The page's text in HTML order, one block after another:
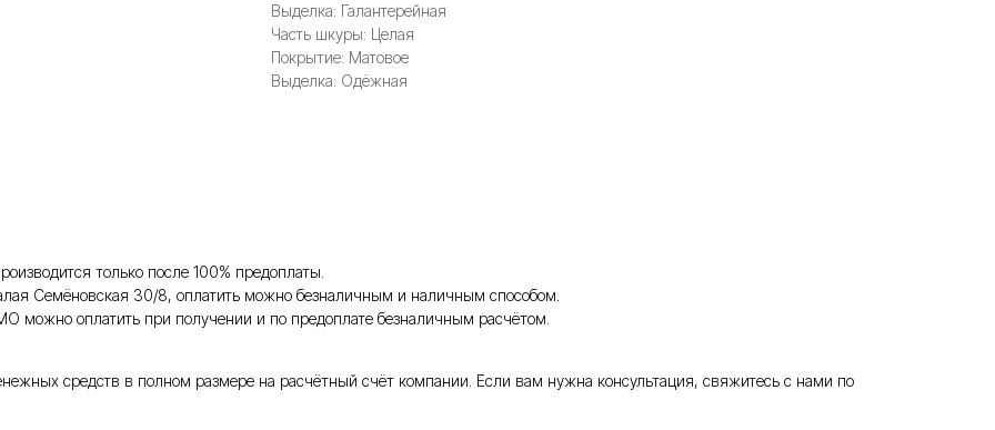
Выделка: Галантерейная
Часть шкуры: Целая
Покрытие: Матовое
Выделка: Одёжная
только после 100% предоплаты.
Семёновская 30/8, оплатить можно безналичным и наличным способом.
можно оплатить при получении и по предоплате безналичным расчётом.
средств в полном размере на расчётный счёт компании. Если вам нужна консультация, свяжитесь с нами по